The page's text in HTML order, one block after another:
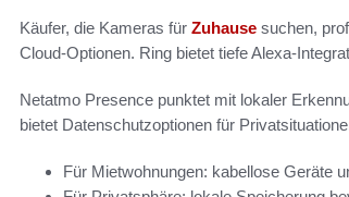
Käufer, die Kameras für Zuhause suchen,
Cloud-Optionen. Ring bietet tiefe Alexa-
Netatmo Presence punktet mit lokaler
bietet Datenschutzoptionen für
Für Mietwohnungen: kabellose Geräte